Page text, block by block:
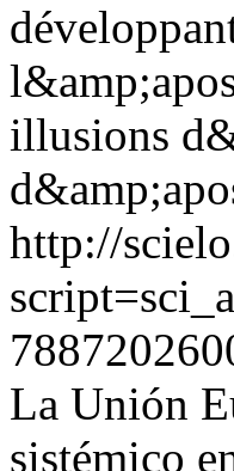
illusions
http://
La Unión
sistémico